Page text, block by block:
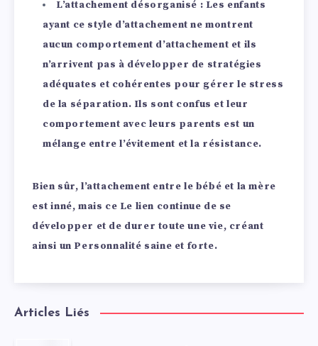
L’attachement désorganisé : Les enfants
ayant ce style d’attachement ne montrent
aucun comportement d’attachement et ils
n’arrivent pas à développer de stratégies
adéquates et cohérentes pour gérer le stress
de la séparation. Ils sont confus et leur
comportement avec leurs parents est un
mélange entre l’évitement et la résistance.
Bien sûr, l’attachement entre le bébé et la mère
est inné, mais ce Le lien continue de se
développer et de durer toute une vie, créant
ainsi un Personnalité saine et forte.
Articles Liés